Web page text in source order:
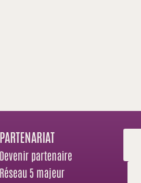
PARTENARIAT
Devenir partenaire
Réseau 5 majeur